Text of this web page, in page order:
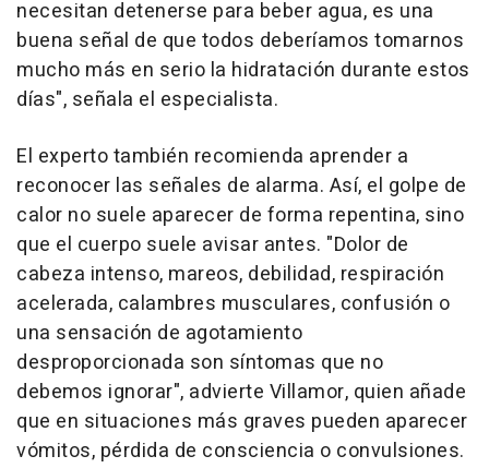
necesitan detenerse para beber agua, es una
buena señal de que todos deberíamos tomarnos
mucho más en serio la hidratación durante estos
días", señala el especialista.
El experto también recomienda aprender a
reconocer las señales de alarma. Así, el golpe de
calor no suele aparecer de forma repentina, sino
que el cuerpo suele avisar antes. "Dolor de
cabeza intenso, mareos, debilidad, respiración
acelerada, calambres musculares, confusión o
una sensación de agotamiento
desproporcionada son síntomas que no
debemos ignorar", advierte Villamor, quien añade
que en situaciones más graves pueden aparecer
vómitos, pérdida de consciencia o convulsiones.